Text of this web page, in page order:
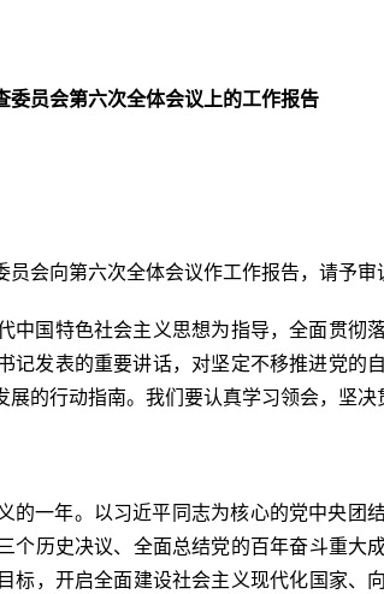
员会第六次全体会议上的工作报告
会向第六次全体会议作工作报告，请予审
中国特色社会主义思想为指导，全面贯彻
记发表的重要讲话，对坚定不移推进党
的行动指南。我们要认真学习领会，坚决
的一年。以习近平同志为核心的党中央团
个历史决议、全面总结党的百年奋斗重大
标，开启全面建设社会主义现代化国家、